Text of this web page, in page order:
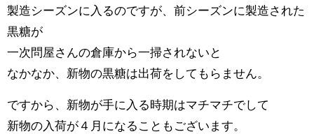
製造シーズンに入るのですが、前シーズンに製造された
黒糖が
一次問屋さんの倉庫から一掃されないと
なかなか、新物の黒糖は出荷をしてもらません。
ですから、新物が手に入る時期はマチマチでして
新物の入荷が４月になることもございます。